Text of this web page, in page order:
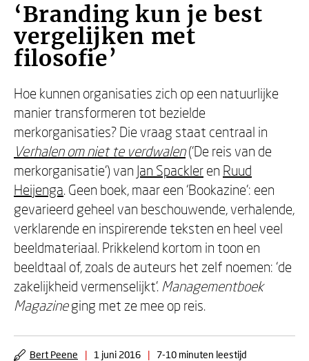
‘Branding kun je best
vergelijken met
filosofie’
Hoe kunnen organisaties zich op een natuurlijke
manier transformeren tot bezielde
merkorganisaties? Die vraag staat centraal in
Verhalen om niet te verdwalen (‘De reis van de
merkorganisatie’) van Jan Spackler en Ruud
Heijenga. Geen boek, maar een ‘Bookazine’: een
gevarieerd geheel van beschouwende, verhalende,
verklarende en inspirerende teksten en heel veel
beeldmateriaal. Prikkelend kortom in toon en
beeldtaal of, zoals de auteurs het zelf noemen: ‘de
zakelijkheid vermenselijkt’. Managementboek
Magazineging met ze mee op reis.
Bert Peene | 1 juni 2016 | 7-10 minuten leestijd